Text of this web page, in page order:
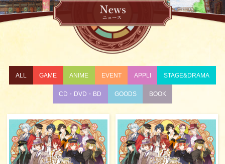
ALL GAME ANIME EVENT APPLI STAGE&DRAMA
CD・DVD・BD GOODS BOOK